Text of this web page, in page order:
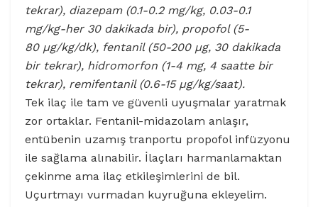
tekrar), diazepam (0.1-0.2 mg/kg, 0.03-0.1
mg/kg-her 30 dakikada bir), propofol (5-
80 µg/kg/dk), fentanil (50-200 µg, 30 dakikada
bir tekrar), hidromorfon (1-4 mg, 4 saatte bir
tekrar), remifentanil (0.6-15 µg/kg/saat).
Tek ilaç ile tam ve güvenli uyuşmalar yaratmak
zor ortaklar. Fentanil-midazolam anlaşır,
entübenin uzamış tranportu propofol infüzyonu
ile sağlama alınabilir. İlaçları harmanlamaktan
çekinme ama ilaç etkileşimlerini de bil.
Uçurtmayı vurmadan kuyruğuna ekleyelim.